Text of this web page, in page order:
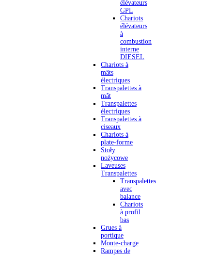
élévateurs
GPL
Chariots
élévateurs
à
combustion
interne
DIESEL
Chariots à
mâts
électriques
Transpalettes à
mât
Transpalettes
électriques
Transpalettes à
ciseaux
Chariots à
plate-forme
Stoły
nożycowe
Laveuses
Transpalettes
Transpalettes
avec
balance
Chariots
à profil
bas
Grues à
portique
Monte-charge
Rampes de